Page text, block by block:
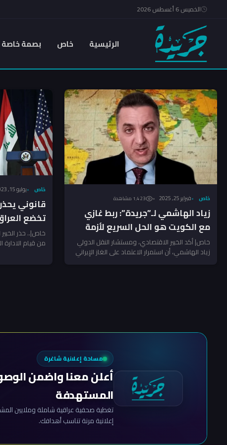
الخميس 6 أغسطس 2026
الرئيسية خاص بصمة خاصة
خاص فبراير 25, 2025 1٬423 مشاهدة
زياد الهاشمي لـ”جريدة”: ربط غازي
مع الكويت هو الحل السريع لأزمة
الكهرباء العراقية!
خاص| أكد الخبير الاقتصادي، ومستشار النقل الدولي
زياد الهاشمي، أن استمرار الاعتماد على الغاز الإيراني
خاص يوليو 15, 2023
قانوني
تخضع
النفط
خاص|.. حذر الخبير
من قيام
مساحة إعلانية شاغرة
أعلن معنا واضمن
المستهدفة
تغطية صحفية عراقية شاملة وملايين
إعلانية مرنة تناسب أهدافك.